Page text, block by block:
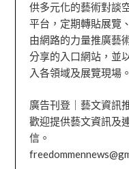
供多元化的藝術對談
平台，定期轉貼展覽
由網路的力量推廣藝
分享的入口網站，並
入各領域及展覽現場。
廣告刊登｜藝文資訊
歡迎提供藝文資訊及
信。